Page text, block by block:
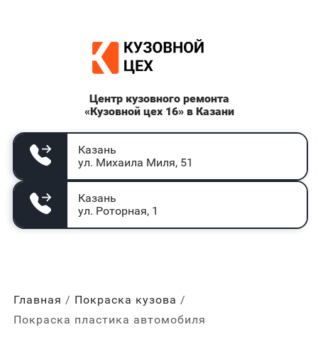
Центр кузовного ремонта
«Кузовной цех 16» в Казани
Казань
ул. Михаила Миля, 51
Казань
ул. Роторная, 1
Главная
Покраска кузова
Покраска пластика автомобиля